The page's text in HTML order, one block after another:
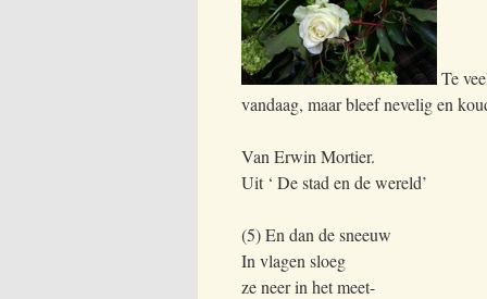
Te
vandaag, maar bleef nevelig en
Van Erwin Mortier.
Uit ‘ De stad en de wereld’
(5) En dan de sneeuw
In vlagen sloeg
ze neer in het meet-